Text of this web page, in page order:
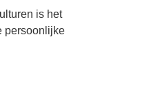
is het
persoonlijke